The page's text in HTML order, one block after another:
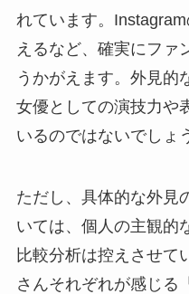
れています。
えるなど、確実にファ
うかがえます。外見的
女優としての演技力や
いるのではないでしょ
ただし、具体的な外見
いては、個人の主観的
比較分析は控えさせて
さんそれぞれが感じる